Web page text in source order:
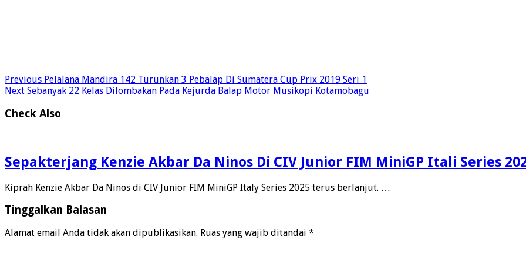
Previous Pelalana Mandira 142 Turunkan 3 Pebalap Di Sumatera Cup Prix 2019 Seri 1
Next Sebanyak 22 Kelas Dilombakan Pada Kejurda Balap Motor Musikopi Kotamobagu
Check Also
Sepakterjang Kenzie Akbar Da Ninos Di CIV Junior FIM MiniGP Itali Series
Kiprah Kenzie Akbar Da Ninos di CIV Junior FIM MiniGP Italy Series 2025 terus berlanjut. …
Tinggalkan Balasan
Alamat email Anda tidak akan dipublikasikan. Ruas yang wajib ditandai *